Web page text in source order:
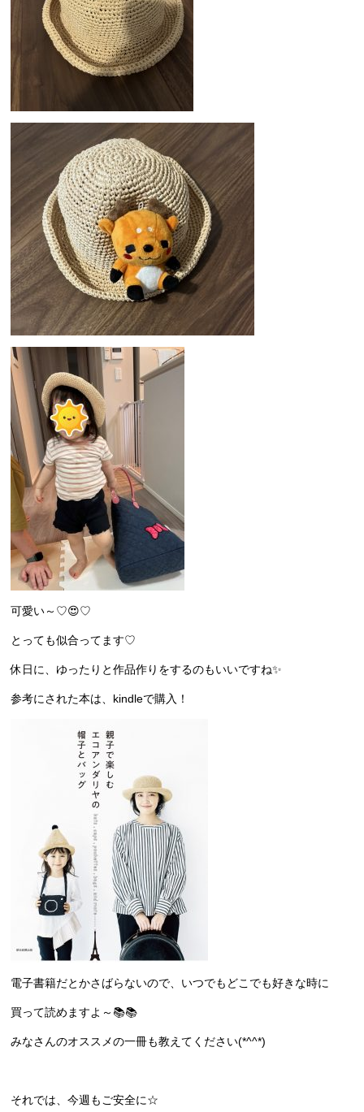
可愛い～♡😍♡
とっても似合ってます♡
休日に、ゆったりと作品作りをするのもいいですね✨
参考にされた本は、kindleで購入！
電子書籍だとかさばらないので、いつでもどこでも好きな時に
買って読めますよ～📚📚
みなさんのオススメの一冊も教えてください(*^^*)
それでは、今週もご安全に☆